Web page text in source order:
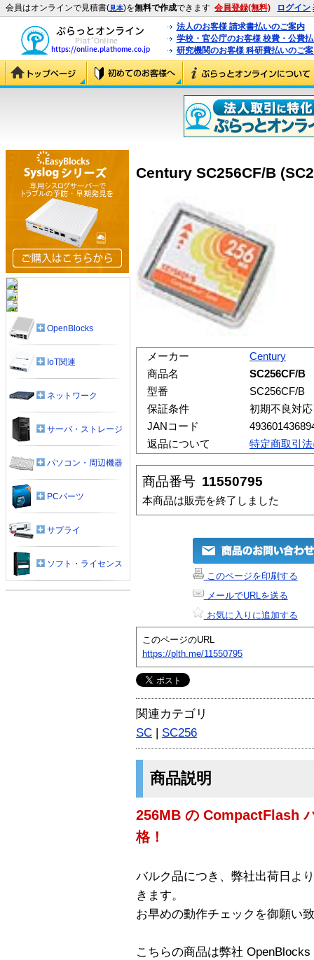
会員はオンラインで見積書(見本)を無料で作成できます 会員登録(無料) ログイン
法人のお客様 請求書払いのご案内
学校・官公庁のお客様 校費・公費
研究機関のお客様 科研費払いのご
Century SC256CF/B
メーカー
Century
商品名
SC256CF/B
型番
SC256CF/B
保証条件
初期不良対
JANコード
返品について
特定商取引
商品番号 11550795
本商品は販売を終了しました
このページを印刷する
メールでURLを送る
お気に入りに追加する
このページのURL
https://plth.me/11550795
関連カテゴリ
SC | SC256
商品説明
256MB の CompactFlash
格！
バルク品につき、弊社出荷日よ
きます。
お早めの動作チェックを御願い
こちらの商品は弊社
OpenBlocks
IoT関連
ネットワーク
サーバ・ストレージ
パソコン・周辺機器
PCパーツ
サプライ
ソフト・ライセンス